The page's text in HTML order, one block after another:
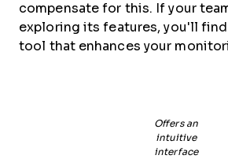
compensate for this. If your
exploring its features, you'll
tool that enhances your
Offers an
intuitive
interface